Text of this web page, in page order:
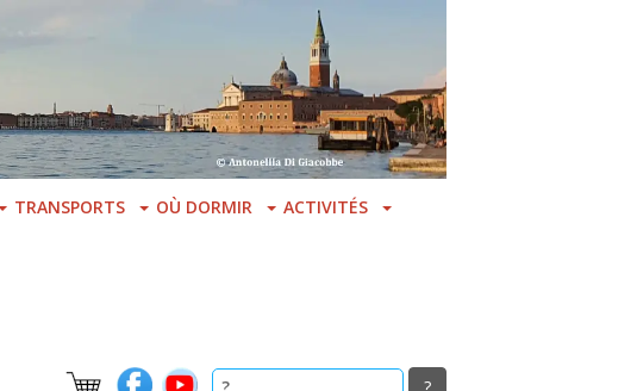
TRANSPORTS OÙ DORMIR ACTIVITÉS